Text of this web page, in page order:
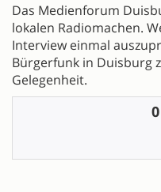
Das Medienforum
lokalen Radiomachen.
Interview einmal
Bürgerfunk in Duisburg
Gelegenheit.